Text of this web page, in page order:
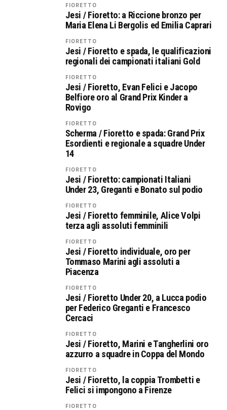
FIORETTO
Jesi / Fioretto: a Riccione bronzo per
Maria Elena Li Bergolis ed Emilia Caprari
FIORETTO
Jesi / Fioretto e spada, le qualificazioni
regionali dei campionati italiani Gold
FIORETTO
Jesi / Fioretto, Evan Felici e Jacopo
Belfiore oro al Grand Prix Kinder a
Rovigo
FIORETTO
Scherma / Fioretto e spada: Grand Prix
Esordienti e regionale a squadre Under
14
FIORETTO
Jesi / Fioretto: campionati Italiani
Under 23, Greganti e Bonato sul podio
FIORETTO
Jesi / Fioretto femminile, Alice Volpi
terza agli assoluti femminili
FIORETTO
Jesi / Fioretto individuale, oro per
Tommaso Marini agli assoluti a
Piacenza
FIORETTO
Jesi / Fioretto Under 20, a Lucca podio
per Federico Greganti e Francesco
Cercaci
FIORETTO
Jesi / Fioretto, Marini e Tangherlini oro
azzurro a squadre in Coppa del Mondo
FIORETTO
Jesi / Fioretto, la coppia Trombetti e
Felici si impongono a Firenze
FIORETTO